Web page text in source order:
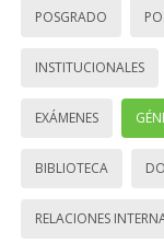
POSGRADO
INSTITUCIONALES
EXÁMENES
BIBLIOTECA
RELACIONES